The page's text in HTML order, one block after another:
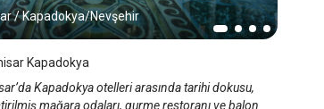
/Kapadokya/Nevşehir
Kapadokya
Kapadokya otelleri arasında tarihi dokusu,
mağara odaları, gurme restoranı ve balon